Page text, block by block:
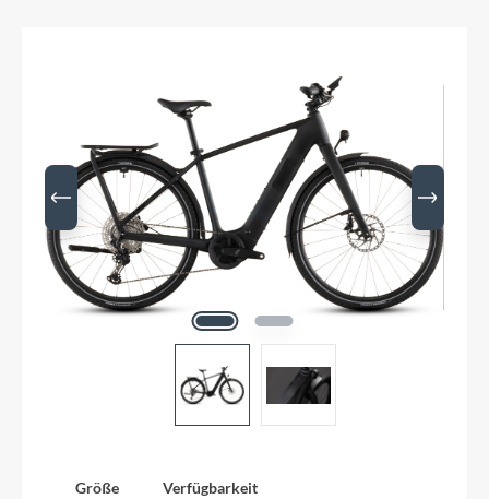
Größe Verfügbarkeit